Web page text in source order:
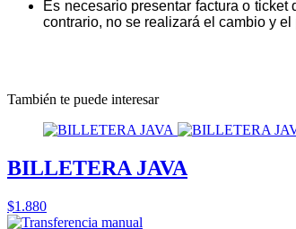
Es necesario presentar factura o
contrario, no se realizará el cambio y
También te puede interesar
BILLETERA JAVA
$1.880